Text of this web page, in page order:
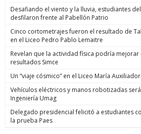
Desafiando el viento y la lluvia, estudiantes
desfilaron frente al Pabellón Patrio
Cinco cortometrajes fueron el resultado de
en el Liceo Pedro Pablo Lemaitre
Revelan que la actividad física podría
resultados Simce
Un “viaje cósmico” en el Liceo María
Vehículos eléctricos y manos robotizadas
Ingeniería Umag
Delegado presidencial felicitó a estudiantes
la prueba Paes